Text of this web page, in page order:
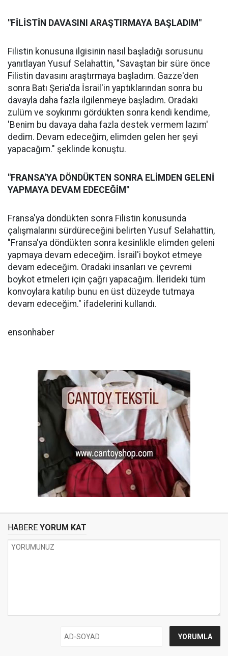
"FİLİSTİN DAVASINI ARAŞTIRMAYA BAŞLADIM"
Filistin konusuna ilgisinin nasıl başladığı sorusunu
yanıtlayan Yusuf Selahattin, "Savaştan bir süre önce
Filistin davasını araştırmaya başladım. Gazze'den
sonra Batı Şeria'da İsrail'in yaptıklarından sonra bu
davayla daha fazla ilgilenmeye başladım. Oradaki
zulüm ve soykırımı gördükten sonra kendi kendime,
'Benim bu davaya daha fazla destek vermem lazım'
dedim. Devam edeceğim, elimden gelen her şeyi
yapacağım." şeklinde konuştu.
"FRANSA'YA DÖNDÜKTEN SONRA ELİMDEN GELENİ
YAPMAYA DEVAM EDECEĞİM"
Fransa'ya döndükten sonra Filistin konusunda
çalışmalarını sürdüreceğini belirten Yusuf Selahattin,
"Fransa'ya döndükten sonra kesinlikle elimden geleni
yapmaya devam edeceğim. İsrail'i boykot etmeye
devam edeceğim. Oradaki insanları ve çevremi
boykot etmeleri için çağrı yapacağım. İlerideki tüm
konvoylara katılıp bunu en üst düzeyde tutmaya
devam edeceğim." ifadelerini kullandı.
ensonhaber
HABERE YORUM KAT